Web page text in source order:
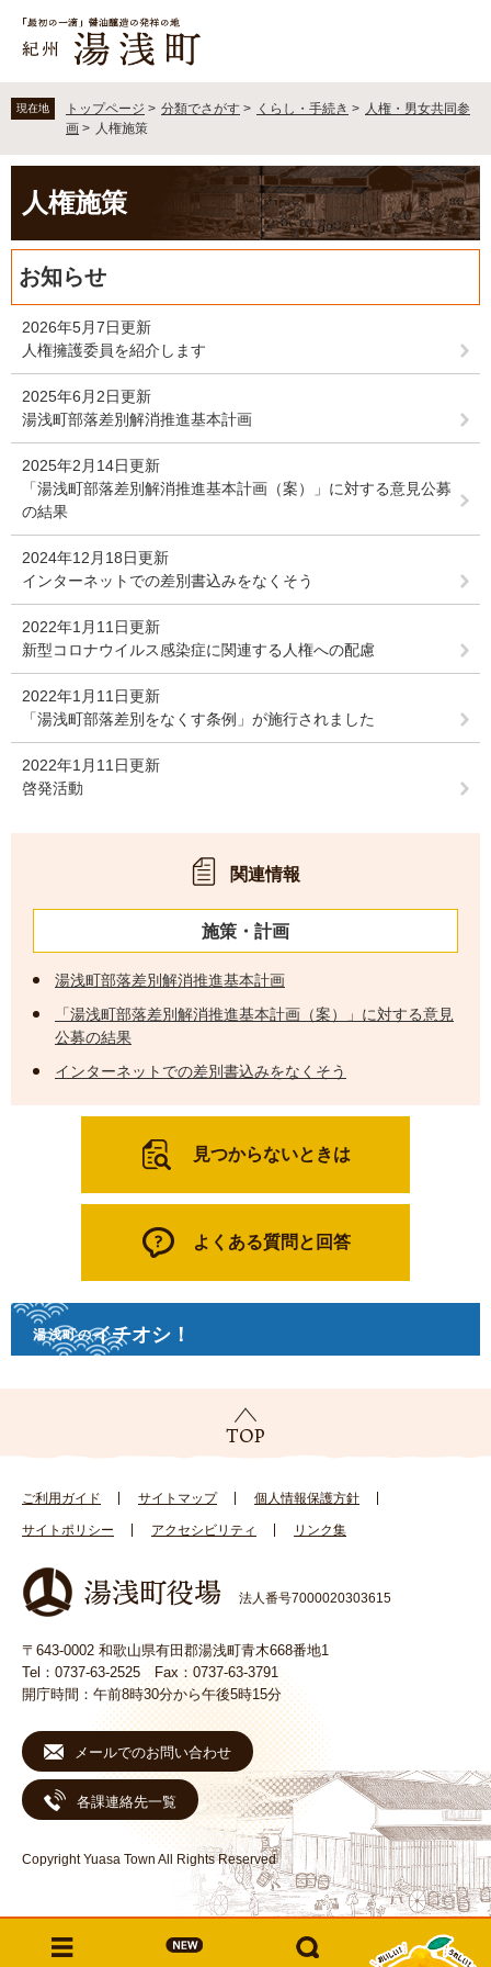
の
先
ー
を
文
現在地 トップページ > 分類でさがす > くらし・手続き > 人権・男女共同参
画 > 人権施策
人権施策
お知らせ
2026年5月7日更新
人権擁護委員を紹介します
2025年6月2日更新
湯浅町部落差別解消推進基本計画
2025年2月14日更新
「湯浅町部落差別解消推進基本計画（案）」に対する意見公募
の結果
2024年12月18日更新
インターネットでの差別書込みをなくそう
2022年1月11日更新
新型コロナウイルス感染症に関連する人権への配慮
2022年1月11日更新
「湯浅町部落差別をなくす条例」が施行されました
2022年1月11日更新
啓発活動
関連情報
施策・計画
湯浅町部落差別解消推進基本計画
「湯浅町部落差別解消推進基本計画（案）」に対する意見
公募の結果
インターネットでの差別書込みをなくそう
見つからないときは
よくある質問と回答
湯浅町のイチオシ！
ご利用ガイド サイトマップ 個人情報保護方針
サイトポリシー アクセシビリティ リンク集
法人番号7000020303615
〒643-0002 和歌山県有田郡湯浅町青木668番地1
Tel：0737-63-2525 Fax：0737-63-3791
開庁時間：午前8時30分から午後5時15分
メールでのお問い合わせ
各課連絡先一覧
Copyright Yuasa Town All Rights Reserved